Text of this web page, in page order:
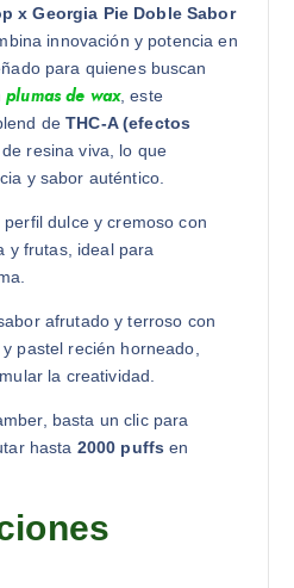
x Georgia Pie Doble Sabor
innovación y potencia en
para quienes buscan
plumas de wax, este
deTHC-A (efectos
resina viva, lo que
y sabor auténtico.
perfil dulce y cremoso con
y frutas, ideal para
afrutado y terroso con
pastel recién horneado,
la creatividad.
basta un clic para
hasta 2000 puffs en